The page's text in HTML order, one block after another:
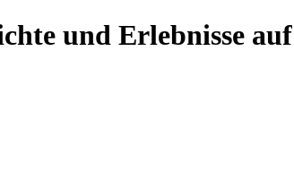
und Erlebnisse